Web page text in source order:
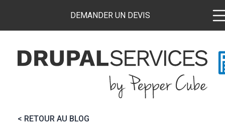
DEMANDER UN DEVIS
< RETOUR AU BLOG